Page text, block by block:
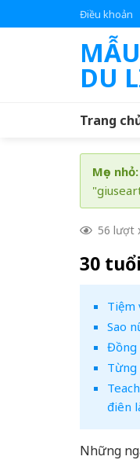
to
Điều khoản
DU
Trang
Mẹo nhỏ:
56 lượt
30
Tiệm
Sao
Đồng
Từng
điên
Những